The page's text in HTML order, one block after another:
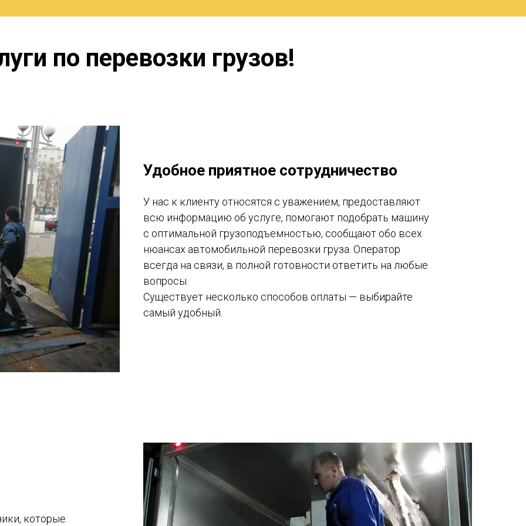
по перевозки грузов!
Удобное приятное сотрудничество
У нас к клиенту относятся с уважением, предоставляют
всю информацию об услуге, помогают подобрать машину
с оптимальной грузоподъемностью, сообщают обо всех
нюансах автомобильной перевозки груза. Оператор
всегда на связи, в полной готовности ответить на любые
вопросы.
Существует несколько способов оплаты — выбирайте
самый удобный.
которые